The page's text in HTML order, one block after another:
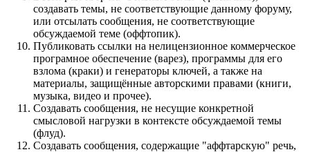
создавать темы, не соответствующие данному форуму,
или отсылать сообщения, не соответствующие
обсуждаемой теме (оффтопик).
Публиковать ссылки на нелицензионное коммерческое
програмное обеспечение (варез), программы для его
взлома (краки) и генераторы ключей, а также на
материалы, защищённые авторскими правами (книги,
музыка, видео и прочее).
Создавать сообщения, не несущие конкретной
смысловой нагрузки в контексте обсуждаемой темы
(флуд).
Создавать сообщения, содержащие "аффтарскую" речь,